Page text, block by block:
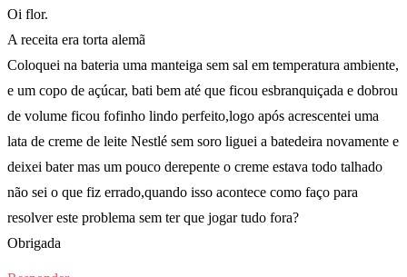
Oi flor.
A receita era torta alemã
Coloquei na bateria uma manteiga sem sal em temperatura ambiente,
e um copo de açúcar, bati bem até que ficou esbranquiçada e dobrou
de volume ficou fofinho lindo perfeito,logo após acrescentei uma
lata de creme de leite Nestlé sem soro liguei a batedeira novamente e
deixei bater mas um pouco derepente o creme estava todo talhado
não sei o que fiz errado,quando isso acontece como faço para
resolver este problema sem ter que jogar tudo fora?
Obrigada